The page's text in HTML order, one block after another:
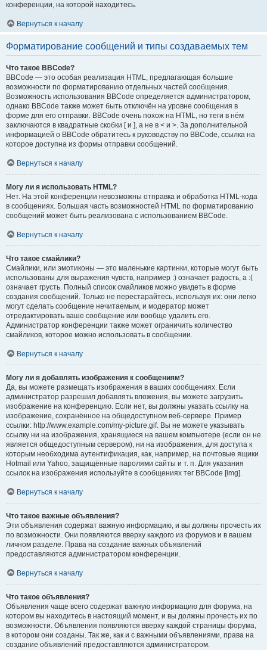
конференции, на которой находитесь.
Вернуться к началу
Форматирование сообщений и типы создаваемых тем
Что такое BBCode?
BBCode — это особая реализация HTML, предлагающая большие
возможности по форматированию отдельных частей сообщения.
Возможность использования BBCode определяется администратором,
однако BBCode также может быть отключён на уровне сообщения в
форме для его отправки. BBCode очень похож на HTML, но теги в нём
заключаются в квадратные скобки [ и ], а не в < и >. За дополнительной
информацией о BBCode обратитесь к руководству по BBCode, ссылка на
которое доступна из формы отправки сообщений.
Вернуться к началу
Могу ли я использовать HTML?
Нет. На этой конференции невозможны отправка и обработка HTML-кода
в сообщениях. Большая часть возможностей HTML по форматированию
сообщений может быть реализована с использованием BBCode.
Вернуться к началу
Что такое смайлики?
Смайлики, или эмотиконы — это маленькие картинки, которые могут быть
использованы для выражения чувств, например :) означает радость, а :(
означает грусть. Полный список смайликов можно увидеть в форме
создания сообщений. Только не перестарайтесь, используя их: они легко
могут сделать сообщение нечитаемым, и модератор может
отредактировать ваше сообщение или вообще удалить его.
Администратор конференции также может ограничить количество
смайликов, которое можно использовать в сообщении.
Вернуться к началу
Могу ли я добавлять изображения к сообщениям?
Да, вы можете размещать изображения в ваших сообщениях. Если
администратор разрешил добавлять вложения, вы можете загрузить
изображение на конференцию. Если нет, вы должны указать ссылку на
изображение, сохранённое на общедоступном веб-сервере. Пример
ссылки: http://www.example.com/my-picture.gif. Вы не можете указывать
ссылку ни на изображения, хранящиеся на вашем компьютере (если он не
является общедоступным сервером), ни на изображения, для доступа к
которым необходима аутентификация, как, например, на почтовые ящики
Hotmail или Yahoo, защищённые паролями сайты и т. п. Для указания
ссылок на изображения используйте в сообщениях тег BBCode [img].
Вернуться к началу
Что такое важные объявления?
Эти объявления содержат важную информацию, и вы должны прочесть их
по возможности. Они появляются вверху каждого из форумов и в вашем
личном разделе. Права на создание важных объявлений
предоставляются администратором конференции.
Вернуться к началу
Что такое объявления?
Объявления чаще всего содержат важную информацию для форума, на
котором вы находитесь в настоящий момент, и вы должны прочесть их по
возможности. Объявления появляются вверху каждой страницы форума,
в котором они созданы. Так же, как и с важными объявлениями, права на
создание объявлений предоставляются администратором.